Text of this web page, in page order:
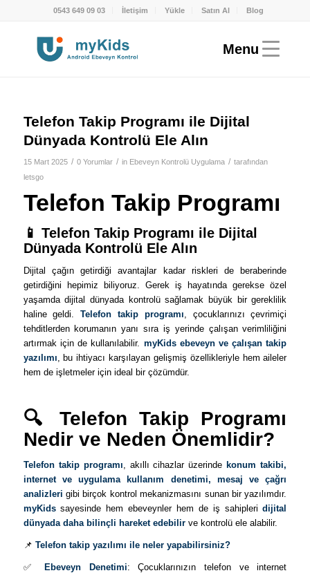
0543 649 09 03 İletişim Yükle Satın Al Blog
Telefon Takip Programı ile Dijital
Dünyada Kontrolü Ele Alın
15 Mart 2025 / 0 Yorumlar / in Ebeveyn Kontrolü Uygulama / tarafından
letsgo
Telefon Takip Programı
📱 Telefon Takip Programı ile Dijital
Dünyada Kontrolü Ele Alın
Dijital çağın getirdiği avantajlar kadar riskleri de beraberinde
getirdiğini hepimiz biliyoruz. Gerek iş hayatında gerekse özel
yaşamda dijital dünyada kontrolü sağlamak büyük bir gereklilik
haline geldi.Telefon takip programı, çocuklarınızı çevrimiçi
tehditlerden korumanın yanı sıra iş yerinde çalışan verimliliğini
artırmak için de kullanılabilir. myKids ebeveyn ve çalışan takip
yazılımı, bu ihtiyacı karşılayan gelişmiş özellikleriyle hem aileler
hem de işletmeler için ideal bir çözümdür.
🔍 Telefon Takip Programı
Nedir ve Neden Önemlidir?
Telefon takip programı, akıllı cihazlar üzerinde konum takibi,
internet ve uygulama kullanım denetimi, mesaj ve çağrı
analizleri gibi birçok kontrol mekanizmasını sunan bir yazılımdır.
myKidssayesinde hem ebeveynler hem de iş sahipleridijital
dünyada daha bilinçli hareket edebilirve kontrolü ele alabilir.
📌 Telefon takip yazılımı ile neler yapabilirsiniz?
✅ Ebeveyn Denetimi: Çocuklarınızın telefon ve internet